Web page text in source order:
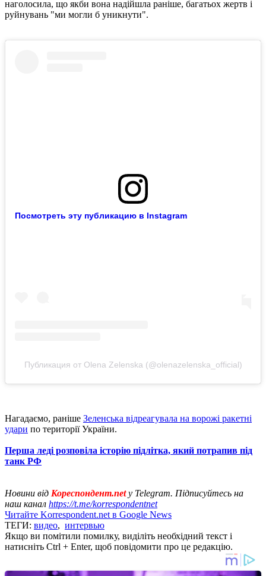
наголосила, що якби вона надійшла раніше, багатьох жертв і
руйнувань "ми могли б уникнути".
Посмотреть эту публикацию в Instagram
Публикация от Olena Zelenska (@olenazelenska_official)
Нагадаємо, раніше Зеленська відреагувала на ворожі ракетні
удари по території України.
Перша леді розповіла історію підлітка, який потрапив під
танк РФ
Новини від Кореспондент.netу Telegram. Підписуйтесь на
наш канал https://t.me/korrespondentnet
Читайте Korrespondent.net в Google News
ТЕГИ: видео, интервью
Якщо ви помітили помилку, виділіть необхідний текст і
натисніть Ctrl + Enter, щоб повідомити про це редакцію.